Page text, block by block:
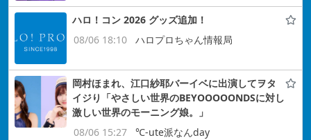
ハロ！コン 2026 グッズ追加！
08/06 18:10
ハロプロちゃん情報局
岡村ほまれ、江口紗耶バーイベに出演してヲタ
イジり「やさしい世界のBEYOOOOONDSに対し
激しい世界のモーニング娘。」
08/06 15:27
℃-ute派なんday